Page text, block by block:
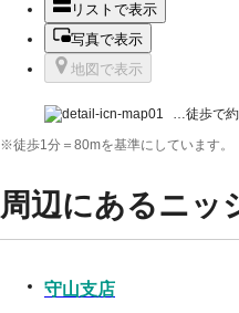
リストで表示
写真で表示
地図で表示
…徒歩で
※徒歩1分＝80mを基準にしています。
周辺にあるニッ
守山支店